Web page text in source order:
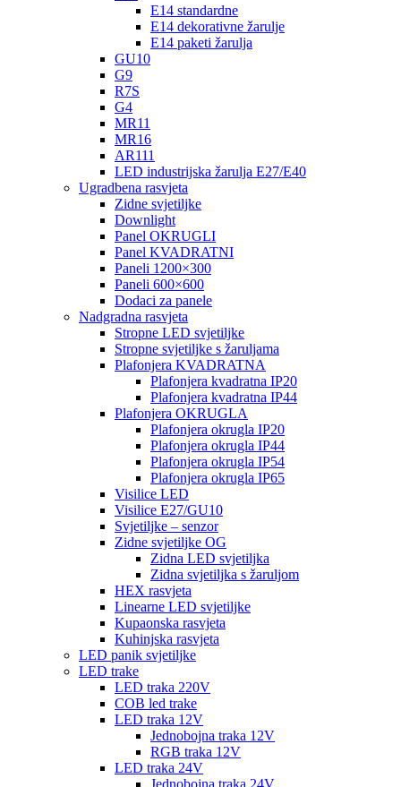
E14 standardne
E14 dekorativne žarulje
E14 paketi žarulja
GU10
G9
R7S
G4
MR11
MR16
AR111
LED industrijska žarulja E27/E40
Ugradbena rasvjeta
Zidne svjetiljke
Downlight
Panel OKRUGLI
Panel KVADRATNI
Paneli 1200×300
Paneli 600×600
Dodaci za panele
Nadgradna rasvjeta
Stropne LED svjetiljke
Stropne svjetiljke s žaruljama
Plafonjera KVADRATNA
Plafonjera kvadratna IP20
Plafonjera kvadratna IP44
Plafonjera OKRUGLA
Plafonjera okrugla IP20
Plafonjera okrugla IP44
Plafonjera okrugla IP54
Plafonjera okrugla IP65
Visilice LED
Visilice E27/GU10
Svjetiljke – senzor
Zidne svjetiljke OG
Zidna LED svjetiljka
Zidna svjetiljka s žaruljom
HEX rasvjeta
Linearne LED svjetiljke
Kupaonska rasvjeta
Kuhinjska rasvjeta
LED panik svjetiljke
LED trake
LED traka 220V
COB led trake
LED traka 12V
Jednobojna traka 12V
RGB traka 12V
LED traka 24V
Jednobojna traka 24V